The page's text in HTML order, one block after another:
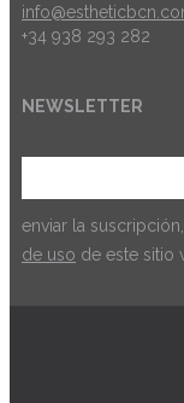
+34 938 293 282
NEWSLETTER
enviar la
de uso de este sitio